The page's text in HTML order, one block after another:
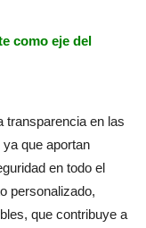
como eje del
transparencia en las
que aportan
en todo el
personalizado,
que contribuye a